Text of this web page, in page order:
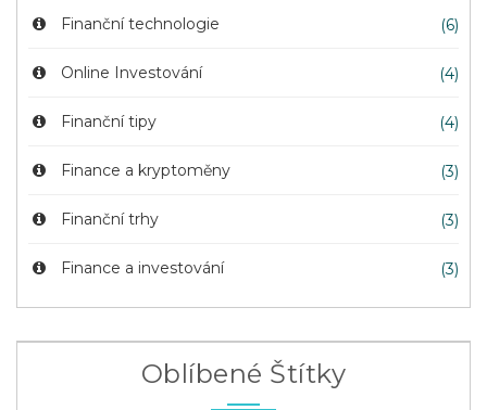
Finanční technologie (6)
Online Investování (4)
Finanční tipy (4)
Finance a kryptoměny (3)
Finanční trhy (3)
Finance a investování (3)
Oblíbené Štítky